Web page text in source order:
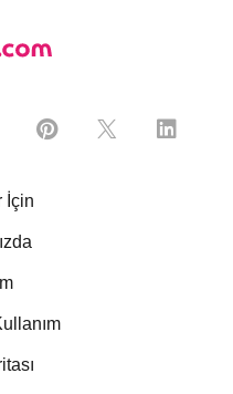
İçin